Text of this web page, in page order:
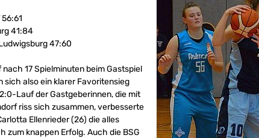
41:84
47:60
17 Spielminuten beim Gastspiel
sich also ein klarer Favoritensieg
Lauf der Gastgeberinnen, die mit
riss sich zusammen, verbesserte
Ellenrieder (26) die alles
zum knappen Erfolg. Auch die BSG